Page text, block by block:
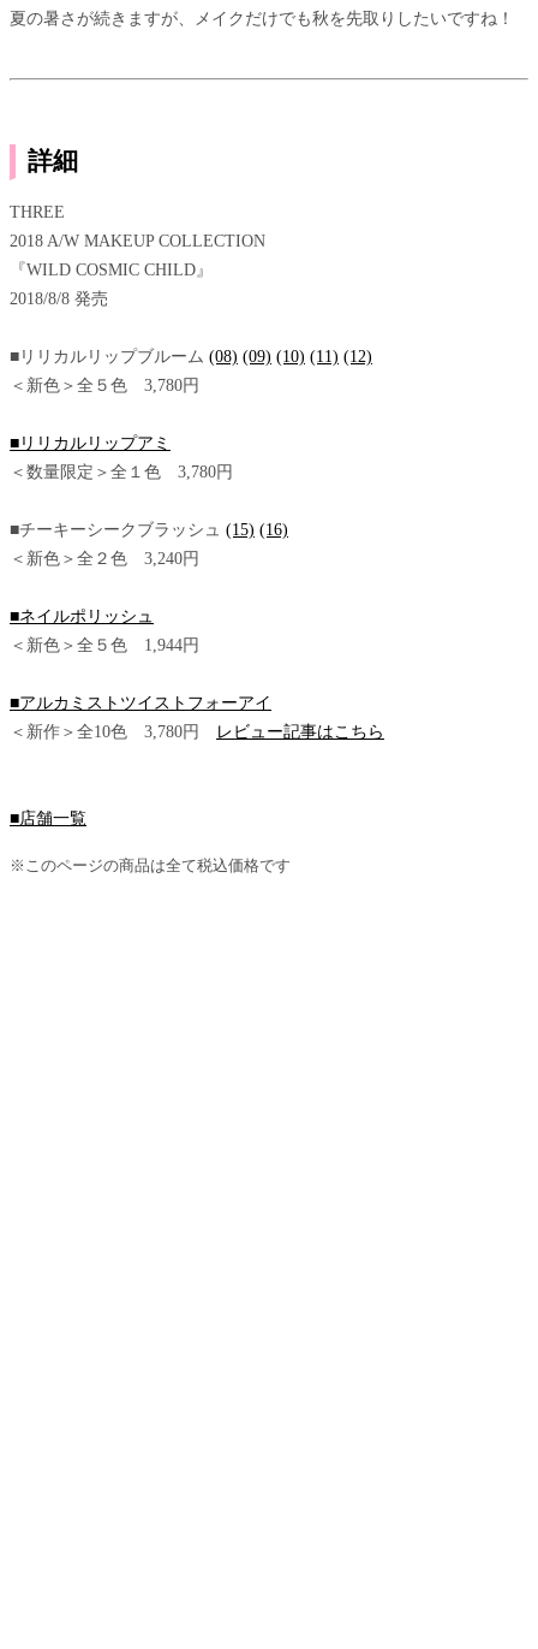
夏の暑さが続きますが、メイクだけでも秋を先取りしたいですね！
詳細
THREE
2018 A/W MAKEUP COLLECTION
『WILD COSMIC CHILD』
2018/8/8 発売
■リリカルリップブルーム (08) (09) (10) (11) (12)
＜新色＞全５色 3,780円
■リリカルリップアミ
＜数量限定＞全１色 3,780円
■チーキーシークブラッシュ (15) (16)
＜新色＞全２色 3,240円
■ネイルポリッシュ
＜新色＞全５色 1,944円
■アルカミストツイストフォーアイ
＜新作＞全10色 3,780円
レビュー記事はこちら
■店舗一覧
※このページの商品は全て税込価格です